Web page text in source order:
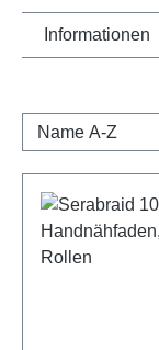
Informationen